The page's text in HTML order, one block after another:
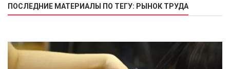
ПОСЛЕДНИЕ МАТЕРИАЛЫ ПО ТЕГУ: РЫНОК ТРУДА